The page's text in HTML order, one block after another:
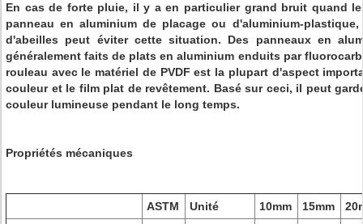
En cas de forte pluie, il y a en particulier grand bruit quand
panneau en aluminium de placage ou d'aluminium-
d'abeilles peut éviter cette situation. Des panneaux en
généralement faits de plats en aluminium enduits par
rouleau avec le matériel de PVDF est la plupart d'aspect
couleur et le film plat de revêtement. Basé sur ceci, il peut
couleur lumineuse pendant le long temps.
Propriétés mécaniques
ASTM Unité 10mm 15mm